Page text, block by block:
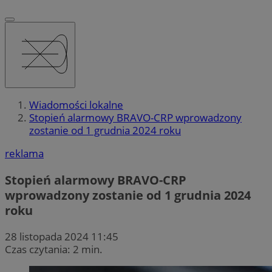
Wiadomości lokalne
Stopień alarmowy BRAVO-CRP wprowadzony
zostanie od 1 grudnia 2024 roku
reklama
Stopień alarmowy BRAVO-CRP
wprowadzony zostanie od 1 grudnia 2024
roku
28 listopada 2024 11:45
Czas czytania: 2 min.